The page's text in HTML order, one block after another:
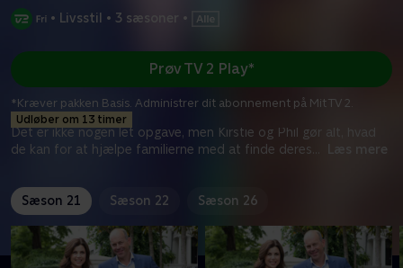
• Livsstil • 3 sæsoner •
Udløber om 13 timer
Det er ikke nogen let opgave, men Kirstie og Phil gør alt, hvad
de kan for at hjælpe familierne med at finde deres
Læs mere
Prøv TV 2 Play*
*Kræver pakken Basis. Administrer dit abonnement på Mit TV 2.
Sæson 21 Sæson 22 Sæson 26